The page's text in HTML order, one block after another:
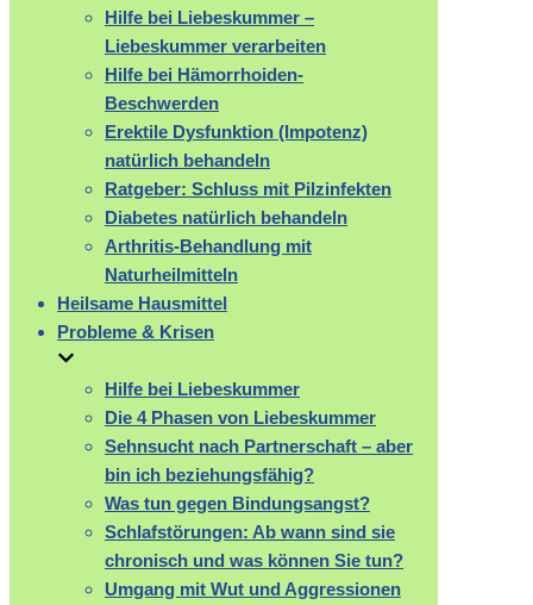
Hilfe bei Liebeskummer –
Liebeskummer verarbeiten
Hilfe bei Hämorrhoiden-
Beschwerden
Erektile Dysfunktion (Impotenz)
natürlich behandeln
Ratgeber: Schluss mit Pilzinfekten
Diabetes natürlich behandeln
Arthritis-Behandlung mit
Naturheilmitteln
Heilsame Hausmittel
Probleme & Krisen
Hilfe bei Liebeskummer
Die 4 Phasen von Liebeskummer
Sehnsucht nach Partnerschaft – aber
bin ich beziehungsfähig?
Was tun gegen Bindungsangst?
Schlafstörungen: Ab wann sind sie
chronisch und was können Sie tun?
Umgang mit Wut und Aggressionen